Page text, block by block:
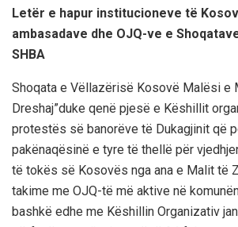
Letër e hapur institucioneve të
ambasadave dhe OJQ-ve e
SHBA
Shoqata e Vëllazërisë Kosovë Malësi e
Dreshaj”duke qenë pjesë e Këshillit
protestës së banorëve të Dukagjinit që
pakënaqësinë e tyre të thellë për
të tokës së Kosovës nga ana e Malit të
takime me OJQ-të më aktive në
bashkë edhe me Këshillin Organizativ